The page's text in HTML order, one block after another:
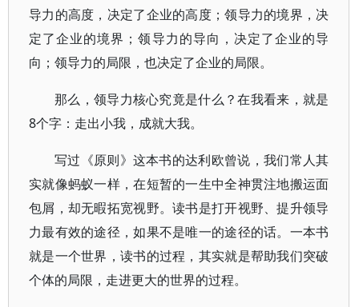
导力的高度，决定了企业的高度；领导力的境界，决
定了企业的境界；领导力的导向，决定了企业的导
向；领导力的局限，也决定了企业的局限。
那么，领导力核心究竟是什么？在我看来，就是
8个字：走出小我，成就大我。
写过《原则》这本书的达利欧曾说，我们常人其
实就像蚂蚁一样，在短暂的一生中全神贯注地搬运面
包屑，却无暇拓宽视野。读书是打开视野、提升领导
力最有效的途径，如果不是唯一的途径的话。一本书
就是一个世界，读书的过程，其实就是帮助我们突破
个体的局限，走进更大的世界的过程。